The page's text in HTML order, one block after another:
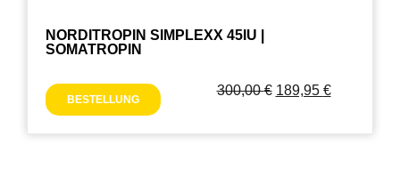
NORDITROPIN SIMPLEXX 45IU |
SOMATROPIN
BESTELLUNG
300,00€ 189,95 €